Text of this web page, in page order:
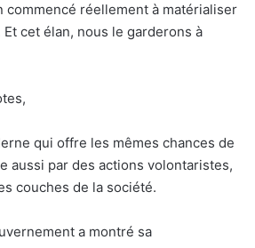
commencé réellement à matérialiser
cet élan, nous le garderons à
qui offre les mêmes chances de
aussi par des actions volontaristes,
couches de la société.
a montré sa